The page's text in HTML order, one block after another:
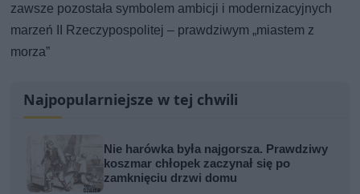
zawsze pozostała symbolem ambicji i modernizacyjnych
marzeń II Rzeczypospolitej – prawdziwym „miastem z
morza”
Najpopularniejsze w tej chwili
Nie harówka była najgorsza. Prawdziwy
koszmar chłopek zaczynał się po
zamknięciu drzwi domu